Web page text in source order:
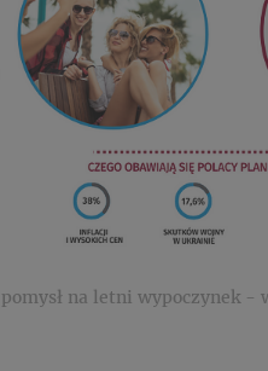
pomysł na letni wypoczynek